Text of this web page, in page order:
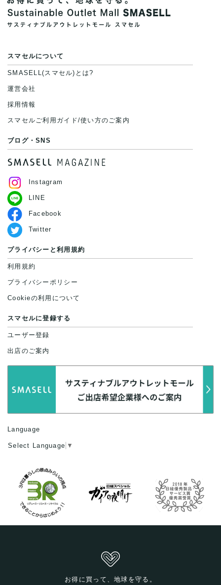
スマセルについて
SMASELL(スマセル)とは?
運営会社
採用情報
スマセルご利用ガイド/使い方のご案内
ブログ・SNS
Instagram
LINE
Facebook
Twitter
プライバシーと利用規約
利用規約
プライバシーポリシー
Cookieの利用について
スマセルに登録する
ユーザー登録
出店のご案内
Language
Select Language ▼
お得に買って、地球を守る。